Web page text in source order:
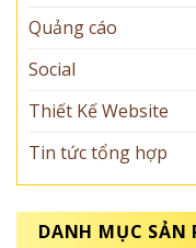
Quảng cáo
Social
Thiết Kế Website
Tin tức tổng hợp
DANH MỤC SẢN